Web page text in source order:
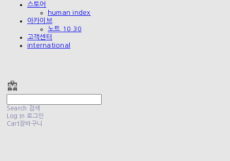
스토어
human index
아카이브
노트 10.30
고객센터
international
Search 검색
Log In 로그인
Cart장바구니